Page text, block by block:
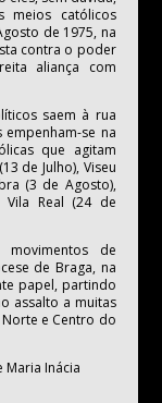
meios católicos
de 1975, na
contra o poder
aliança com
saem à rua
empenham-se na
que agitam
de Julho), Viseu
(3 de Agosto),
Real (24 de
de
de Braga, na
papel, partindo
assalto a muitas
e Centro do
Maria Inácia